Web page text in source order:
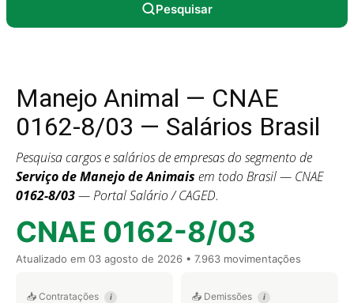
Pesquisar
Manejo Animal — CNAE
0162-8/03 — Salários Brasil
Pesquisa cargos e salários de empresas do segmento de
Serviço de Manejo de Animais em todo Brasil — CNAE
0162-8/03— Portal Salário / CAGED.
CNAE 0162-8/03
Atualizado em 03 agosto de 2026 • 7.963 movimentações
📥 Contratações i 📤 Demissões i